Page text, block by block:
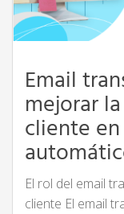
Email
mejorar
cliente
El rol del email
cliente El email